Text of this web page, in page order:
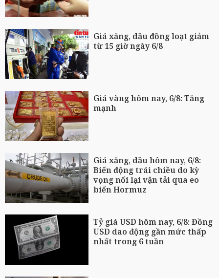
Giá xăng, dầu đồng loạt giảm
từ 15 giờ ngày 6/8
Giá vàng hôm nay, 6/8: Tăng
mạnh
Giá xăng, dầu hôm nay, 6/8:
Biến động trái chiều do kỳ
vọng nối lại vận tải qua eo
biển Hormuz
Tỷ giá USD hôm nay, 6/8: Đồng
USD dao động gần mức thấp
nhất trong 6 tuần